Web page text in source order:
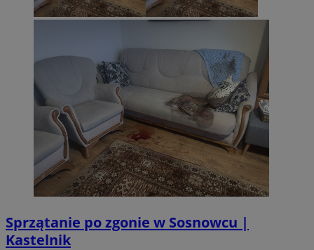
Sprzątanie po zgonie w Sosnowcu |
Kastelnik